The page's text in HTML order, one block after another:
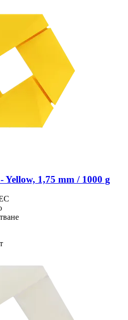
Yellow, 1,75 mm / 1000 g